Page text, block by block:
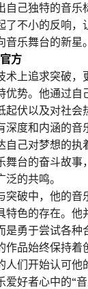
自己独特的音乐
了不小的反响，
乐舞台的新星。
方
术上追求突破，
优势。他通过自
起伏以及对社会
深度和内涵的音
自己对梦想的执
舞台的奋斗故事
的共鸣。
突破中，他的音
特色的存在。他
是勇于尝试各种
作品始终保持着
人们开始认可他
好者心中的“音